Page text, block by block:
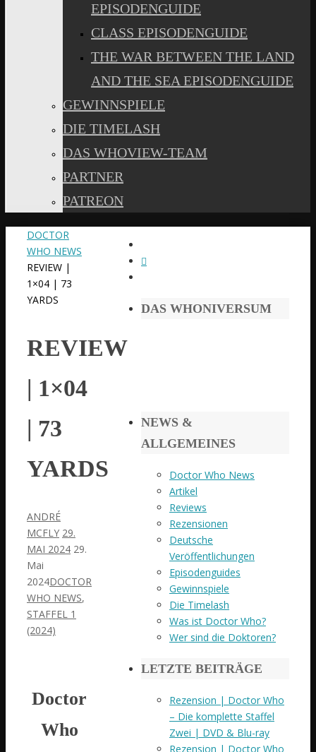
EPISODENGUIDE
CLASS EPISODENGUIDE
THE WAR BETWEEN THE LAND
AND THE SEA EPISODENGUIDE
GEWINNSPIELE
DIE TIMELASH
DAS WHOVIEW-TEAM
PARTNER
PATREON
START
DOCTOR
WHO NEWS
REVIEW |
1×04 | 73
YARDS
REVIEW
| 1×04
| 73
YARDS
ANDRÉ
MCFLY 29.
MAI 2024 29.
Mai
2024DOCTOR
WHO NEWS,
STAFFEL 1
(2024)
Doctor
Who
DAS WHONIVERSUM
NEWS &
ALLGEMEINES
Doctor Who News
Artikel
Reviews
Rezensionen
Deutsche
Veröffentlichungen
Episodenguides
Gewinnspiele
Die Timelash
Was ist Doctor Who?
Wer sind die Doktoren?
LETZTE BEITRÄGE
Rezension | Doctor Who
– Die komplette Staffel
Zwei | DVD & Blu-ray
Rezension | Doctor Who